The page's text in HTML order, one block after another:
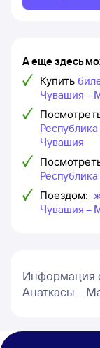
А еще здесь
Купить
Чувашия –
Чувашия
Поездом:
Чувашия –
Информация
Анаткасы –